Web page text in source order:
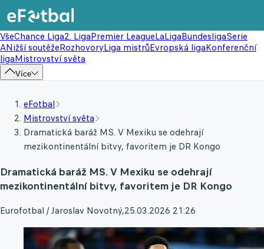
VšeChance Liga2. LigaPremier LeagueLaLigaBundesligaSerie
ANižší soutěžeRozhovoryLiga mistrůEvropská ligaKonferenční
ligaMistrovství světa
Více
eFotbal
Mistrovství světa
Dramatická baráž MS. V Mexiku se odehrají
mezikontinentální bitvy, favoritem je DR Kongo
Dramatická baráž MS. V Mexiku se odehrají
mezikontinentální bitvy, favoritem je DR Kongo
Eurofotbal / Jaroslav Novotný,25.03.2026 21:26